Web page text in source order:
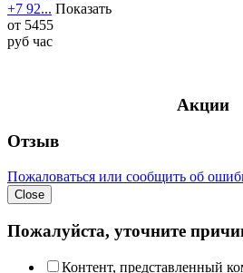
+7 92... Показать
от 5455
руб час
Акции
Отзыв
Пожаловаться или сообщить об
Close
Пожалуйста, уточните
Контент, представленный